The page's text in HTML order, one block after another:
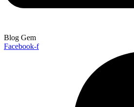
Blog Gem
Facebook-f